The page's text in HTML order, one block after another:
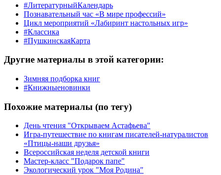
#ЛитературныйКалендарь
Познавательный час «В мире профессий»
Цикл мероприятий «Лабиринт настольных игр»
#Классика
#ПушкинскаяКарта
Другие материалы в этой категории:
Зимняя подборка книг
#Книжныеновинки
Похожие материалы (по тегу)
День чтения "Открываем Астафьева"
Игра-путешествие по книгам писателей-натуралистов
«Птицы-наши друзья»
Всероссийская неделя детской книги
Мастер-класс "Подарок папе"
Экологический урок "Моя Родина"